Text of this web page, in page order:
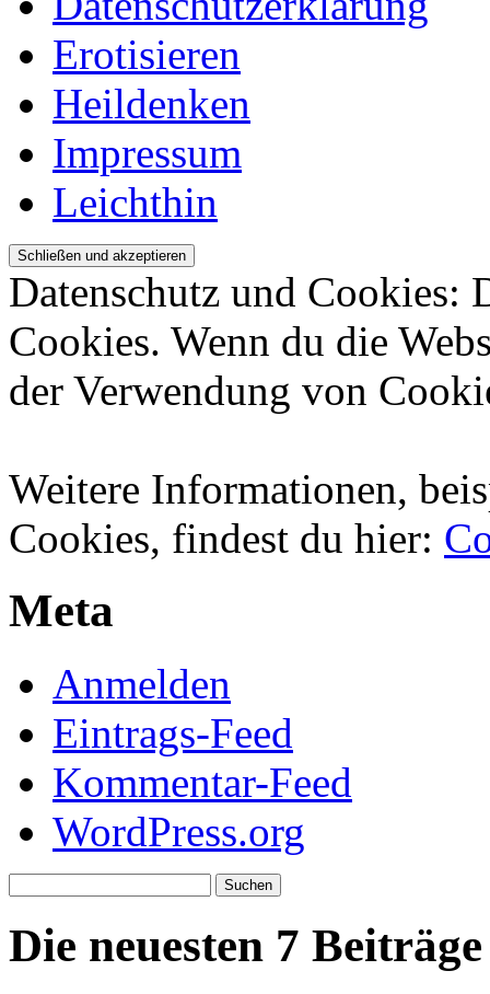
Erotisieren
Heildenken
Impressum
Leichthin
Datenschutz und Cookies:
Cookies. Wenn du die
der Verwendung von
Weitere Informationen,
Cookies, findest du hier:
Meta
Anmelden
Eintrags-Feed
Kommentar-Feed
WordPress.org
nach:
Die neuesten 7 Beiträge